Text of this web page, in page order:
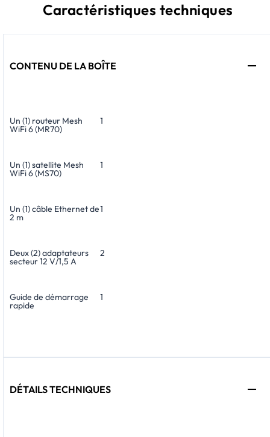
Caractéristiques techniques
CONTENU DE LA BOÎTE
Un (1) routeur Mesh
WiFi 6 (MR70)
1
Un (1) satellite Mesh
WiFi 6 (MS70)
1
Un (1) câble Ethernet de
2 m
1
Deux (2) adaptateurs
secteur 12 V/1,5 A
2
Guide de démarrage
rapide
1
DÉTAILS TECHNIQUES